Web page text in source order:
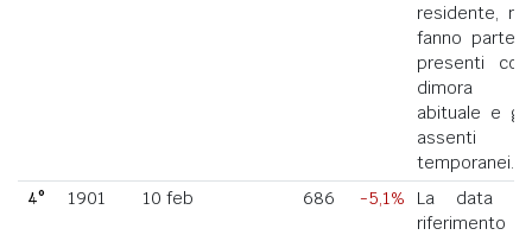
residente, ne
fanno parte i
presenti con
dimora
abituale e gli
assenti
temporanei.
4°
1901 10 feb 686 -5,1%
La data di
riferimento